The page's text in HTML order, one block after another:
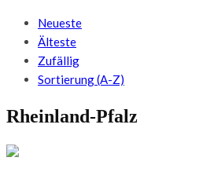
Neueste
Älteste
Zufällig
Sortierung (A-Z)
Rheinland-Pfalz